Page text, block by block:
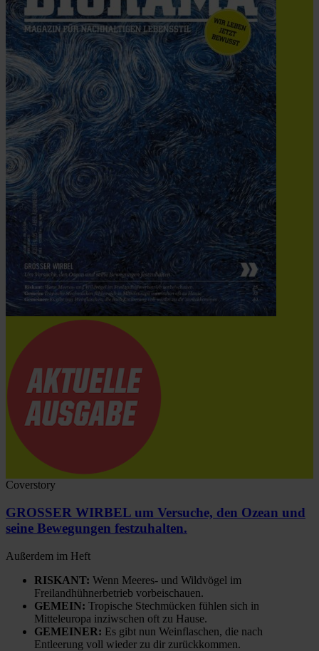
Coverstory
GROSSER WIRBEL um Versuche, den Ozean und
seine Bewegungen festzuhalten.
Außerdem im Heft
RISKANT: Wenn Meeres- und Wildvögel im
Freilandhühnerbetrieb vorbeischauen.
GEMEIN: Tropische Stechmücken fühlen sich in
Mitteleuropa inziwschen oft zu Hause.
GEMEINER: Es gibt nun Weinflaschen, die nach
Entleerung voll wieder zu dir zurückkommen.